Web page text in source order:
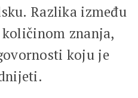
Razlika između
znanja,
koju je